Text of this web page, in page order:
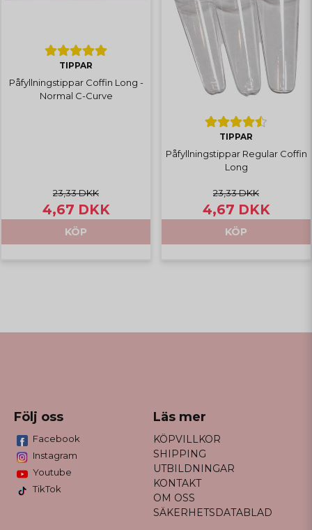
TIPPAR
Påfyllningstippar Coffin Long -
Normal C-Curve
23,33 DKK
4,67 DKK
KÖP
TIPPAR
Påfyllningstippar Regular Coffin
Long
23,33 DKK
4,67 DKK
KÖP
Följ oss
Facebook
Instagram
Youtube
TikTok
Läs mer
KÖPVILLKOR
SHIPPING
UTBILDNINGAR
KONTAKT
OM OSS
SÄKERHETSDATABLAD